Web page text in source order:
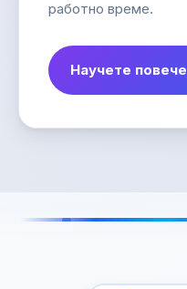
работно време.
Научете повече